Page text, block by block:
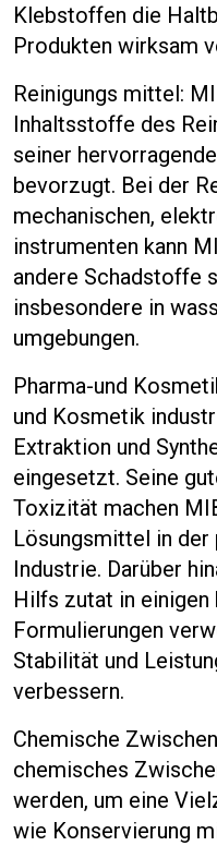
Klebstoffen die
Produkten wirksam
Reinigungs mittel:
Inhaltsstoffe des
seiner
bevorzugt. Bei der
mechanischen,
instrumenten kann
andere Schadstoffe
insbesondere in
umgebungen.
Pharma-und
und Kosmetik
Extraktion und
eingesetzt. Seine
Toxizität machen
Lösungsmittel in der
Industrie. Darüber
Hilfs zutat in
Formulierungen
Stabilität und
verbessern.
Chemische
chemisches
werden, um eine
wie Konservierung